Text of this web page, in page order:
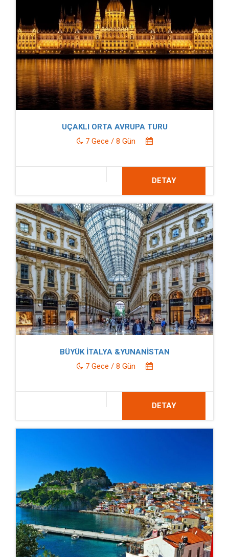
UÇAKLI ORTA AVRUPA TURU
7 Gece / 8 Gün
DETAY
BÜYÜK İTALYA &YUNANİSTAN
7 Gece / 8 Gün
DETAY